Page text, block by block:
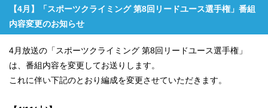
【4月】「スポーツクライミング 第8回リードユース選手権」番組
内容変更のお知らせ
4月放送の「スポーツクライミング 第8回リードユース選手権」
は、番組内容を変更してお送りします。
これに伴い下記のとおり編成を変更させていただきます。